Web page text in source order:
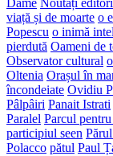
viață și de moarte o
Popescu o inimă
pierdută Oameni de
Observator cultural
Oltenia Orașul în
încondeiate Ovidiu
Pâlpâiri Panait Istrati
Paralel Parcul
participiul seen
Polacco pătul Paul